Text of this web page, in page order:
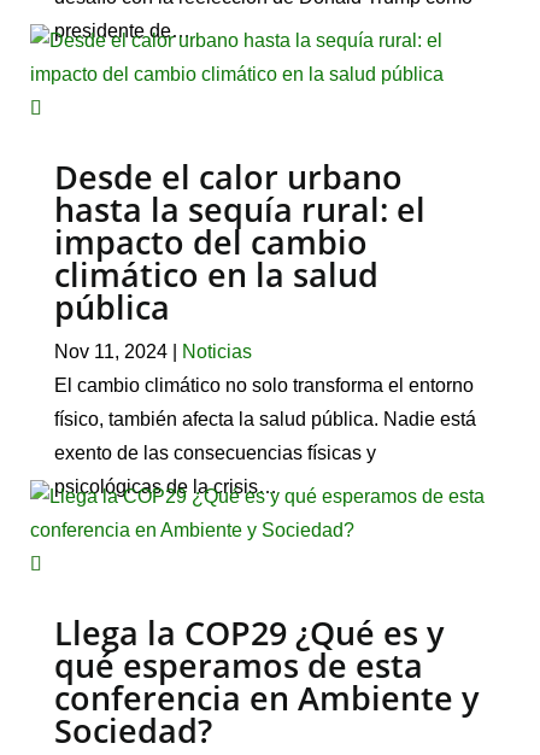
presidente de…
Desde el calor urbano
hasta la sequía rural: el
impacto del cambio
climático en la salud
pública
Nov 11, 2024|
Noticias
El cambio climático no solo transforma el entorno
físico, también afecta la salud pública. Nadie está
exento de las consecuencias físicas y
psicológicas de la crisis…
Llega la COP29 ¿Qué es y
qué esperamos de esta
conferencia en Ambiente y
Sociedad?